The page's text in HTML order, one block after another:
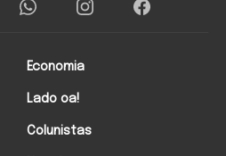
Economia
Lado oa!
Colunistas